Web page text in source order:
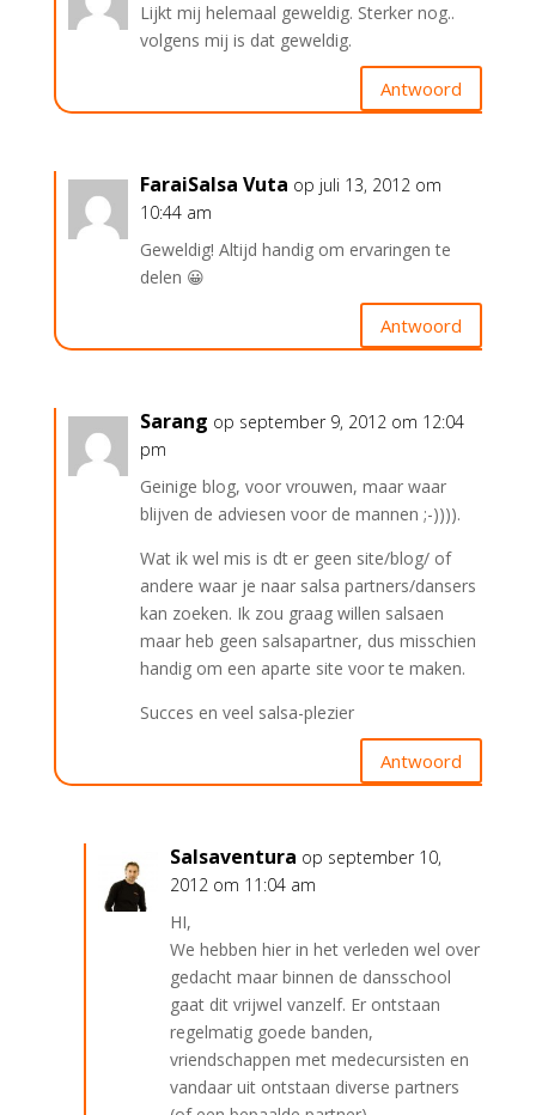
Lijkt mij helemaal geweldig. Sterker nog..
volgens mij is dat geweldig.
Antwoord
FaraiSalsa Vuta op juli 13, 2012 om
10:44 am
Geweldig! Altijd handig om ervaringen te
delen 😀
Antwoord
Sarang op september 9, 2012 om 12:04
pm
Geinige blog, voor vrouwen, maar waar
blijven de adviesen voor de mannen ;-)))).
Wat ik wel mis is dt er geen site/blog/ of
andere waar je naar salsa partners/dansers
kan zoeken. Ik zou graag willen salsaen
maar heb geen salsapartner, dus misschien
handig om een aparte site voor te maken.
Succes en veel salsa-plezier
Antwoord
Salsaventura op september 10,
2012 om 11:04 am
HI,
We hebben hier in het verleden wel over
gedacht maar binnen de dansschool
gaat dit vrijwel vanzelf. Er ontstaan
regelmatig goede banden,
vriendschappen met medecursisten en
vandaar uit ontstaan diverse partners